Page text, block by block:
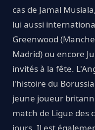
cas de Jamal
lui aussi
Greenwood
Madrid) ou encore
invités à la fête.
l'histoire du
jeune joueur
match de Ligue des
jours. Il est